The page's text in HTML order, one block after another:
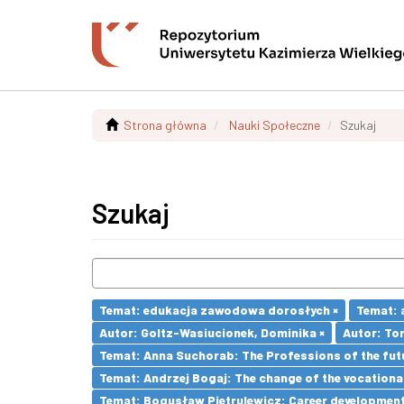
Strona główna Nauki Społeczne Szukaj
Szukaj
Temat: edukacja zawodowa dorosłych × Temat:
Autor: Goltz-Wasiucionek, Dominika ×
Autor:
Temat: Anna Suchorab: The Professions of the
Temat: Andrzej Bogaj: The change of the
Temat: Bogusław Pietrulewicz: Career